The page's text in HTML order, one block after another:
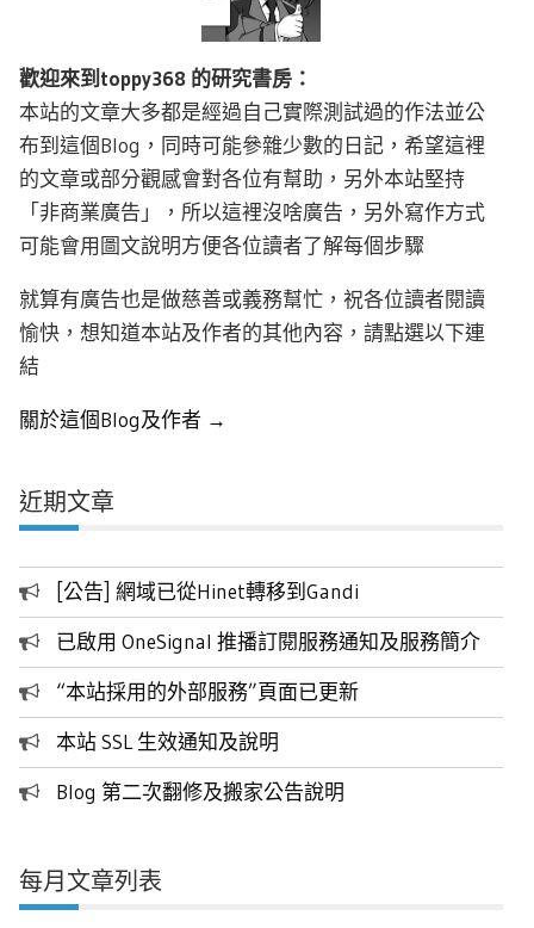
歡迎來到toppy368 的研究書房：
本站的文章大多都是經過自己實際測試過的作法並公
布到這個Blog，同時可能參雜少數的日記，希望這裡
的文章或部分觀感會對各位有幫助，另外本站堅持
「非商業廣告」，所以這裡沒啥廣告，另外寫作方式
可能會用圖文說明方便各位讀者了解每個步驟
就算有廣告也是做慈善或義務幫忙，祝各位讀者閱讀
愉快，想知道本站及作者的其他內容，請點選以下連
結
關於這個Blog及作者 →
近期文章
[公告] 網域已從Hinet轉移到Gandi
已啟用 OneSignal 推播訂閱服務通知及服務簡介
“本站採用的外部服務”頁面已更新
本站 SSL 生效通知及說明
Blog 第二次翻修及搬家公告說明
每月文章列表